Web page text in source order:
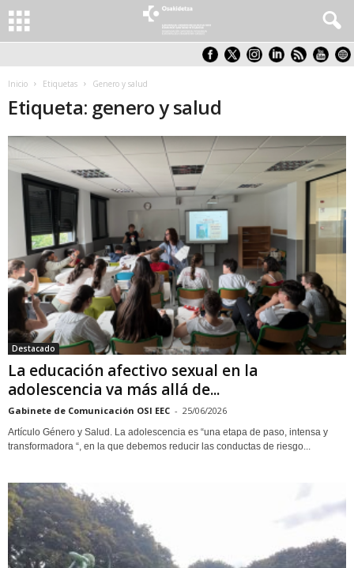
Inicio Etiquetas Genero y salud
Etiqueta: genero y salud
Destacado
La educación afectivo sexual en la
adolescencia va más allá de...
Gabinete de Comunicación OSI EEC - 25/06/2026
Artículo Género y Salud. La adolescencia es “una etapa de paso, intensa y
transformadora “, en la que debemos reducir las conductas de riesgo...